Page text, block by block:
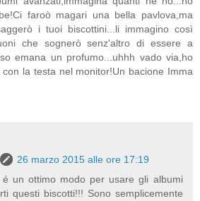
faroò magari una bella pavlova,ma
i tuoi biscottini...li immagino così
che sognerò senz'altro di essere a
emana un profumo...uhhh vado via,ho
la testa nel monitor!Un bacione Imma
26 marzo 2015 alle ore 17:19
é un ottimo modo per usare gli albumi
questi biscotti!!! Sono semplicemente